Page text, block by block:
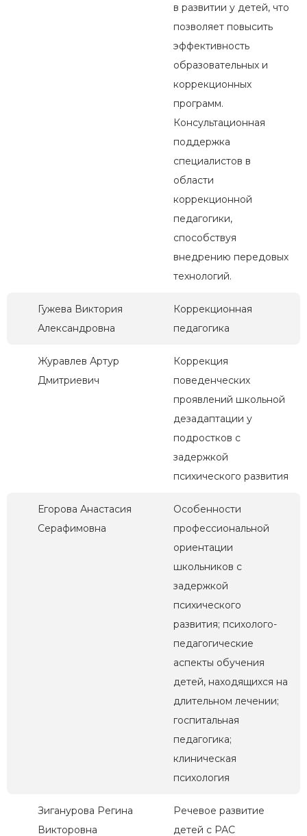
в развитии у детей, что
позволяет повысить
эффективность
образовательных и
коррекционных
программ.
Консультационная
поддержка
специалистов в
области
коррекционной
педагогики,
способствуя
внедрению передовых
технологий.
Гужева Виктория
Александровна
Коррекционная
педагогика
Журавлев Артур
Дмитриевич
Коррекция
поведенческих
проявлений школьной
дезадаптации у
подростков с
задержкой
психического развития
Егорова Анастасия
Серафимовна
Особенности
профессиональной
ориентации
школьников с
задержкой
психического
развития; психолого-
педагогические
аспекты обучения
детей, находящихся на
длительном лечении;
госпитальная
педагогика;
клиническая
психология
Зиганурова Регина
Викторовна
Речевое развитие
детей с РАС